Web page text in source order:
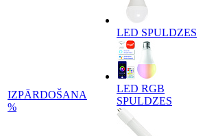
IZPĀRDOŠANA
%
LED SPULDZES
LED RGB
SPULDZES